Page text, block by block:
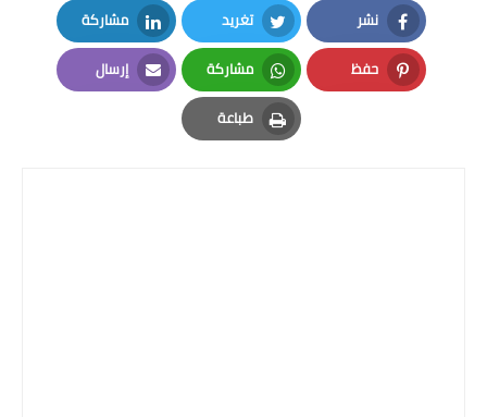
نشر
Facebook
تغريد
Twitter
مشاركة
LinkedIn
حفظ
Pinterest
مشاركة
Whatsapp
إرسال
Email
طباعة
Print